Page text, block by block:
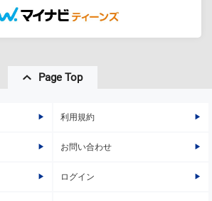
Page Top
利用規約
お問い合わせ
ログイン